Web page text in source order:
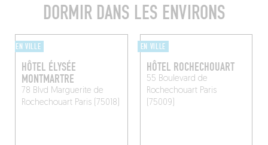
DORMIR DANS LES ENVIRONS
EN VILLE
HÔTEL ÉLYSÉE
MONTMARTRE
78 Blvd Marguerite de
RochechouartParis (75018)
EN VILLE
HÔTEL ROCHECHOUART
55 Boulevard de
RochechouartParis
(75009)